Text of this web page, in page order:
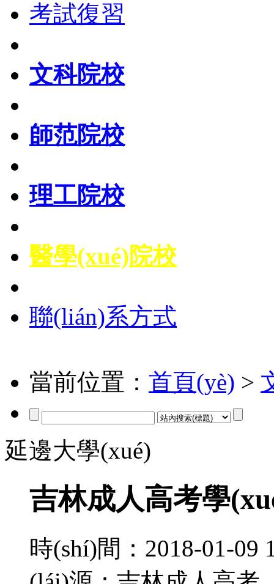
考試復習
文科院校
師范院校
理工院校
醫學(xué)院校
聯(lián)系方式
當前位置： 首頁(yè) >
延邊大學(xué)
吉林成人高考學
時(shí)間：2018-01-